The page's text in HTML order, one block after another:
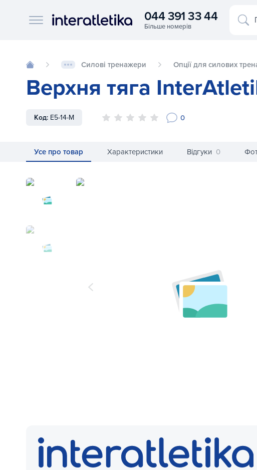
Interatletika logo
044 391 33 44
Силові тренажери Опції для силових
Верхня тяга
Код: E5-14-M 0
Усе про товар Характеристики Відгуки 0
Верхня тяга InterAtletika E5-14-M обертова, 122 см